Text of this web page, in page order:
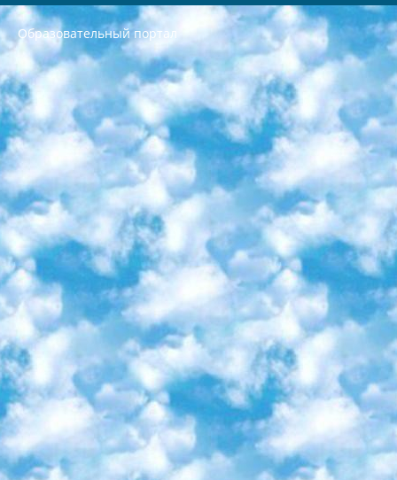
Образовательный портал
РЕСПУБЛИКА УЗБЕКИСТАН МИНИСТРЕРСТВО ДОШКОЛЬНОГО И ШКОЛЬНОГО ОБРАЗОВАНИЯ КОМАНДА в общеобразовательных учреждениях в 2023-2024 учебном году организация и проведение итоговой государственной аттестации обучающихся о Министра дошкольного и школьного образования Республики Узбекистан от 4 марта 2008 года (постановлением Минюста от 20 марта 2008 года № 1778 государственной регистрации) «Итоговое состояние учащихся общего среднего образования на основании положения об утверждении положения об аттестации общего среднего образования выпускной экзамен студентов в образовательных учреждениях в 2023-2024 учебном году В целях организации и прохождения аттестации приказываю: 1. Следующее: перечень предметов, по которым будет проводиться итоговая государственная аттестация и экзамен формы перевода согласно приложению 1; сертификаты международного образца, оценивающие уровень владения иностранными языками перечень согласно приложению 2; 2. Педагогический при специализированных образовательных учреждениях. научно-практический центр квалификации и международной оценки (Д.Давидова) 2024 г. До 25 марта: задания по предметам, по которым будет проводиться итоговая аттестация разработка и утверждение технических условий; итоговая аттестация на основании разработанного предметного задания разработка вопросов по предметам (устно и письменно), экзамен передача; общеобразовательные средние школы и специальные учебные заведения учащиеся выпускных классов школ и интернатов в агентской системе подготовка базы данных экзаменационных материалов и критериев оценки; перевод базы экзаменационных материалов на все языки обучения подать в Республиканский образовательный центр для изготовления; варианты экзаменов на основе разработанных контрольных материалов пусть будут поставлены задачи формирования. 3. Республиканский образовательный центр (Ш.Худайкулов) до 5 апреля 2024 года. до: база данных предоставленных экзаменационных материалов на все языки обучения перевод и экспертиза; для слепых, слабовидящих, глухих, слабослышащих и умственно отсталых детей учащиеся выпускных классов специализированных школ и школ-интернатов база данных экзаменационных материалов на всех преподаваемых языках подготовка критериев оценки; специализированные школы для умственно отсталых детей и технологии для учащихся выпускных классов школ-интернатов разработка соответствующих рекомендаций и критериев проведения ЕГЭ по естествознанию давать задания. 4. Педагогический при специализированных образовательных учреждениях. Научно-практический центр навыков и международной оценки (Д.Давидова), Республика образовательный центр (Худайкулов Ш.) итоговый государственный аттестационный экзамен ориентирован на творческое и логическое мышление при подготовке базы материалов учитывать введение заданий. 5. Следует отметить, что: сертификат государственного образца о знании общеобразовательного предмета и как минимум национальный уровень B1 по предметам на иностранных языках, указанным в Приложении 2. или международно признанный сертификат эквивалентного уровня студенты, изучающие определенный предмет, освобождаются от экзамена; по соответствующим предметам запланирована итоговая государственная аттестация за день до дня, путем жеребьевки Рабочей группой (в письменной форме по предметам, проводимым в форме) из числа сформированных вариантов выбрано 2 варианта; 2 выбранных варианта экзамена анонсированы на официальном сайте министерства и все выпускники по всей стране на основе этих вариантов проводит итоговую государственную аттестацию. 6. Государственное образование учащихся средних общеобразовательных учреждений. знания в соответствии с квалификационными требованиями, которые необходимо приобрести на основании стандартов итоговый (выпускной) контроль для 9 и 11 классов в целях тестирования Экзамены (далее – экзамены) состоят из предметов, перечисленных в приложении 1. будет сделано. 7. Экзамены пройдут с 26 мая по 15 июня 2024 г. (кроме науки физического воспитания). 8. Физическая для учащихся 9 классов общесредних образовательных учреждений. Экзамены по предмету «Образование, квалификация медицина» 1-6 мая 2024 года. сотрудники перевести под присмотр (с отклонениями в физическом или умственном развитии) специализированная школа для детей, школы-интернаты и со сколиозом школы-интернаты санаторного типа для больных детей исключены). 9. Он был слепым, слабовидящим и имел нарушения опорно-двигательного аппарата. экзамены в специализированных школах и интернатах для детей должны проводиться исходя из требований, предъявляемых к общеобразовательным учреждениям (физкультура кроме науки). 10. Специализированная школа для глухих и слабослышащих детей. и экзамены в интернатах и быть реализован в виде письменного теста по математике. 11. Специальность для умственно отсталых детей. Для 9 класса Родной язык и литературное письмо Государственный язык (язык обучения – узбекский). для неклассов) написано Математическое письмо Письменная/устная история Узбекистана Физическое воспитание практично Итоговый контроль Для 11 класса Написание родного языка и литературы (эссе) Математическое письмо Узбекский язык (обучение на узбекском языке) не посещающее общее среднее образование для учреждений)/Образовательное учреждение выбор письменный и устный Иностранный язык письменный/устный Письменная/устная история Узбекистана *По выбору студента:  Химия  Физика  Основы государственного права  География 10 бесплатных образовательных ресурсов - Мы составили подборку онлайн-проектов с интерактивными упражнениями, видеолекциями и статьями. Они помогут вам обрести новые и освежить старые знания бесплатно. 1. «ИНТУИТ» Старейшая образовательная площадка Рунета. Здесь вы найдёте сотни текстовых и видеокурсов на десятки различных тем — от программирования до психологии. Многие курсы подготовлены российскими университетами и крупными международными компаниями вроде Intel и Microsoft. Самостоятельное обучение бесплатное, но желающие могут оплатить услуги персональных наставников. 2. «Смартия» знакомит с актуальными профессиями и подсказывает, как им обучаться. Выбрав заинтересовавшую вас специальность — SMM-специалист, фотограф, веб-дизайнер или другую, — увидите список необходимых для неё умений. Чтобы вы могли освоить их самостоятельно, для каждого умения площадка отображает подборку ссылок на учебные материалы. Хотя «Смартия» ориентируется на русскоязычную аудиторию, часть контента всё же доступна только на английском. 3. «Лекторий Физтеха» Проект Московского физико-технического института (Физтеха). С его помощью вы можете смотреть онлайн серии лекций, записанные на видео в этом вузе. В числе доступных предметов — физика, биология, химия, информационные технологии и другие. К некоторым лекциям администрация ресурса прилагает готовые конспекты, которые можно скачивать в PDF-формате. 4. ITMOcourses Онлайн-площадка Санкт-Петербургского национального исследовательского университета информационных технологий, механики и оптики (ИТМО). Ресурс предоставляет свободный доступ к курсам, разработанным в этом вузе. Каталог материалов разбит на четыре категории: «Оптические системы и технологии», «Приборостроение и робототехника», «Информационные технологии» и «Биотехнологии». Курсы состоят из видеолекций, интерактивных демонстраций и заданий. 5. «КиберЛенинка» Электронная научная библиотека открытого доступа. Каталог площадки регулярно обрастает текстами статей из различных научных изданий. Сгруппированные по журналам и рубрикам публикации можно читать онлайн или скачивать целиком в PDF-формате. Проект нацелен на популяризацию науки за счёт открытого доступа к качественной информации. 6. «ПостНаука» На этом ресурсе публикуют подборки видеолекций, составленные экспертами из разных отраслей и объединённые общими темами. Среди них, к примеру, есть серии «Биоинформатика и геномика», «Культура средневековой Скандинавии» и Cinema Studies о теории кино. Каждая подборка лекций — логически связанная история, рассказанная экспертом от первого лица. Кроме того, на сайте появляются научно-образовательные статьи и тесты на разные темы. 7. «Newочём» Команда проекта «Newочём» отбирает самые интересные тексты из англоязычных СМИ и переводит те из них, за которые голосуют участники сообщества «ВКонтакте». По большей части это научно-популярные статьи. Редакторы придумывают лишь заголовки, в остальном содержание переводов соответствует оригиналам. Полные тексты можно читать прямо в социальной сети. 8. InternetUrok Онлайн-база материалов по основным дисциплинам школьной программы. Информация на сайте структурирована по классам, предметам и темам (урокам). Каждый урок состоит из видеолекций и конспектов. Есть также интерактивные тренажёры и тесты для закрепления пройденного материала. Даже если вы давно окончили школу, возможность повторить программу старших классов всегда может пригодиться. 9. Edutainme Ещё один ресурс об образовании. В отличие от Newtonew, как мне кажется, Edutainme больше ориентируется на представителей индустрии: педагогов, предпринимателей, разработчиков образовательных проектов. Но и любой, кто просто стремится к саморазвитию, найдёт на сайте много полезного и интересного для себя. Например, информацию о новых курсах и образовательных сервисах. 10. Newtonew Онлайн-медиа об образовании и обучении в широком смысле. Авторы Newtonew пишут об инструментах, заведениях, тактиках и стратегиях, которые помогают учить других и получать новые знания самостоятельно. На этой площадке вы найдёте новости, обзоры, аналитические мат